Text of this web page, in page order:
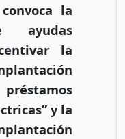
la
ayudas
la
y la